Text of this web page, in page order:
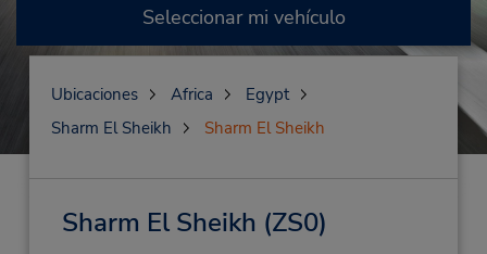
Seleccionar mi vehículo
Ubicaciones Africa
Egypt
Sharm El Sheikh
Sharm El Sheikh
Sharm El Sheikh (ZS0)